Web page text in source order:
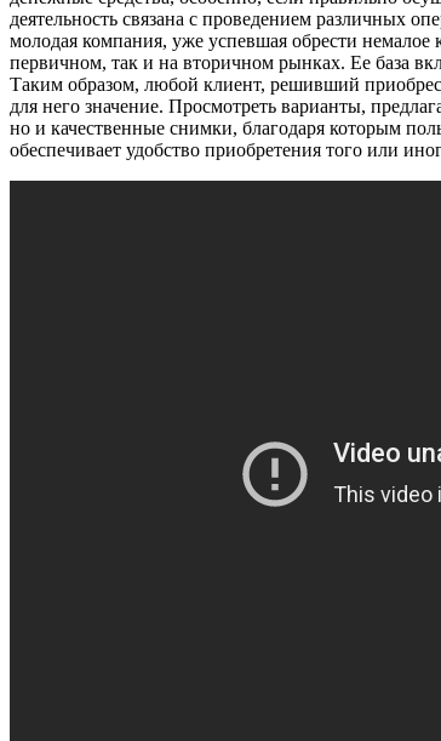
деятельность связана с проведением различных
молодая компания, уже успевшая обрести немалое
первичном, так и на вторичном рынках. Ее база
Таким образом, любой клиент, решивший
для него значение. Просмотреть варианты,
но и качественные снимки, благодаря которым
обеспечивает удобство приобретения того или